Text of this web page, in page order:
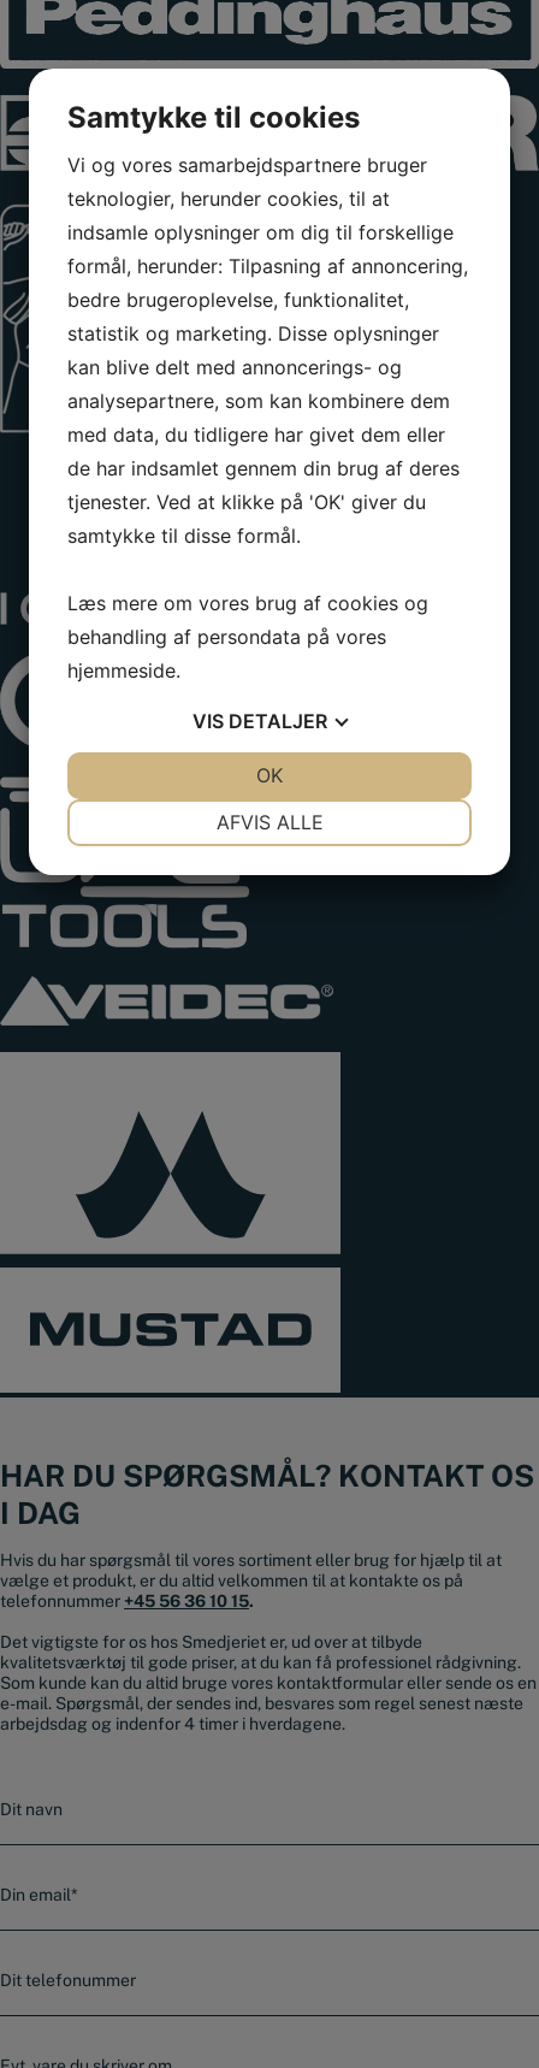
HAR DU SPØRGSMÅL? KONTAKT OS
I DAG
Hvis du har spørgsmål til vores sortiment eller brug for hjælp til at
vælge et produkt, er du altid velkommen til at kontakte os på
telefonnummer +45 56 36 10 15.
Det vigtigste for os hos Smedjeriet er, ud over at tilbyde
kvalitetsværktøj til gode priser, at du kan få professionel rådgivning.
Som kunde kan du altid bruge vores kontaktformular eller sende os en
e-mail. Spørgsmål, der sendes ind, besvares som regel senest næste
arbejdsdag og indenfor 4 timer i hverdagene.
a
-
l
*
e
Samtykke til cookies
Vi og vores samarbejdspartnere bruger
teknologier, herunder cookies, til at
indsamle oplysninger om dig til forskellige
formål, herunder: Tilpasning af annoncering,
bedre brugeroplevelse, funktionalitet,
statistik og marketing. Disse oplysninger
kan blive delt med annoncerings- og
analysepartnere, som kan kombinere dem
med data, du tidligere har givet dem eller
de har indsamlet gennem din brug af deres
tjenester. Ved at klikke på 'OK' giver du
samtykke til disse formål.
Læs mere om vores brug af cookies og
behandling af persondata på vores
hjemmeside.
VIS DETALJER
MARKETING
AFVIS ALLE
OK